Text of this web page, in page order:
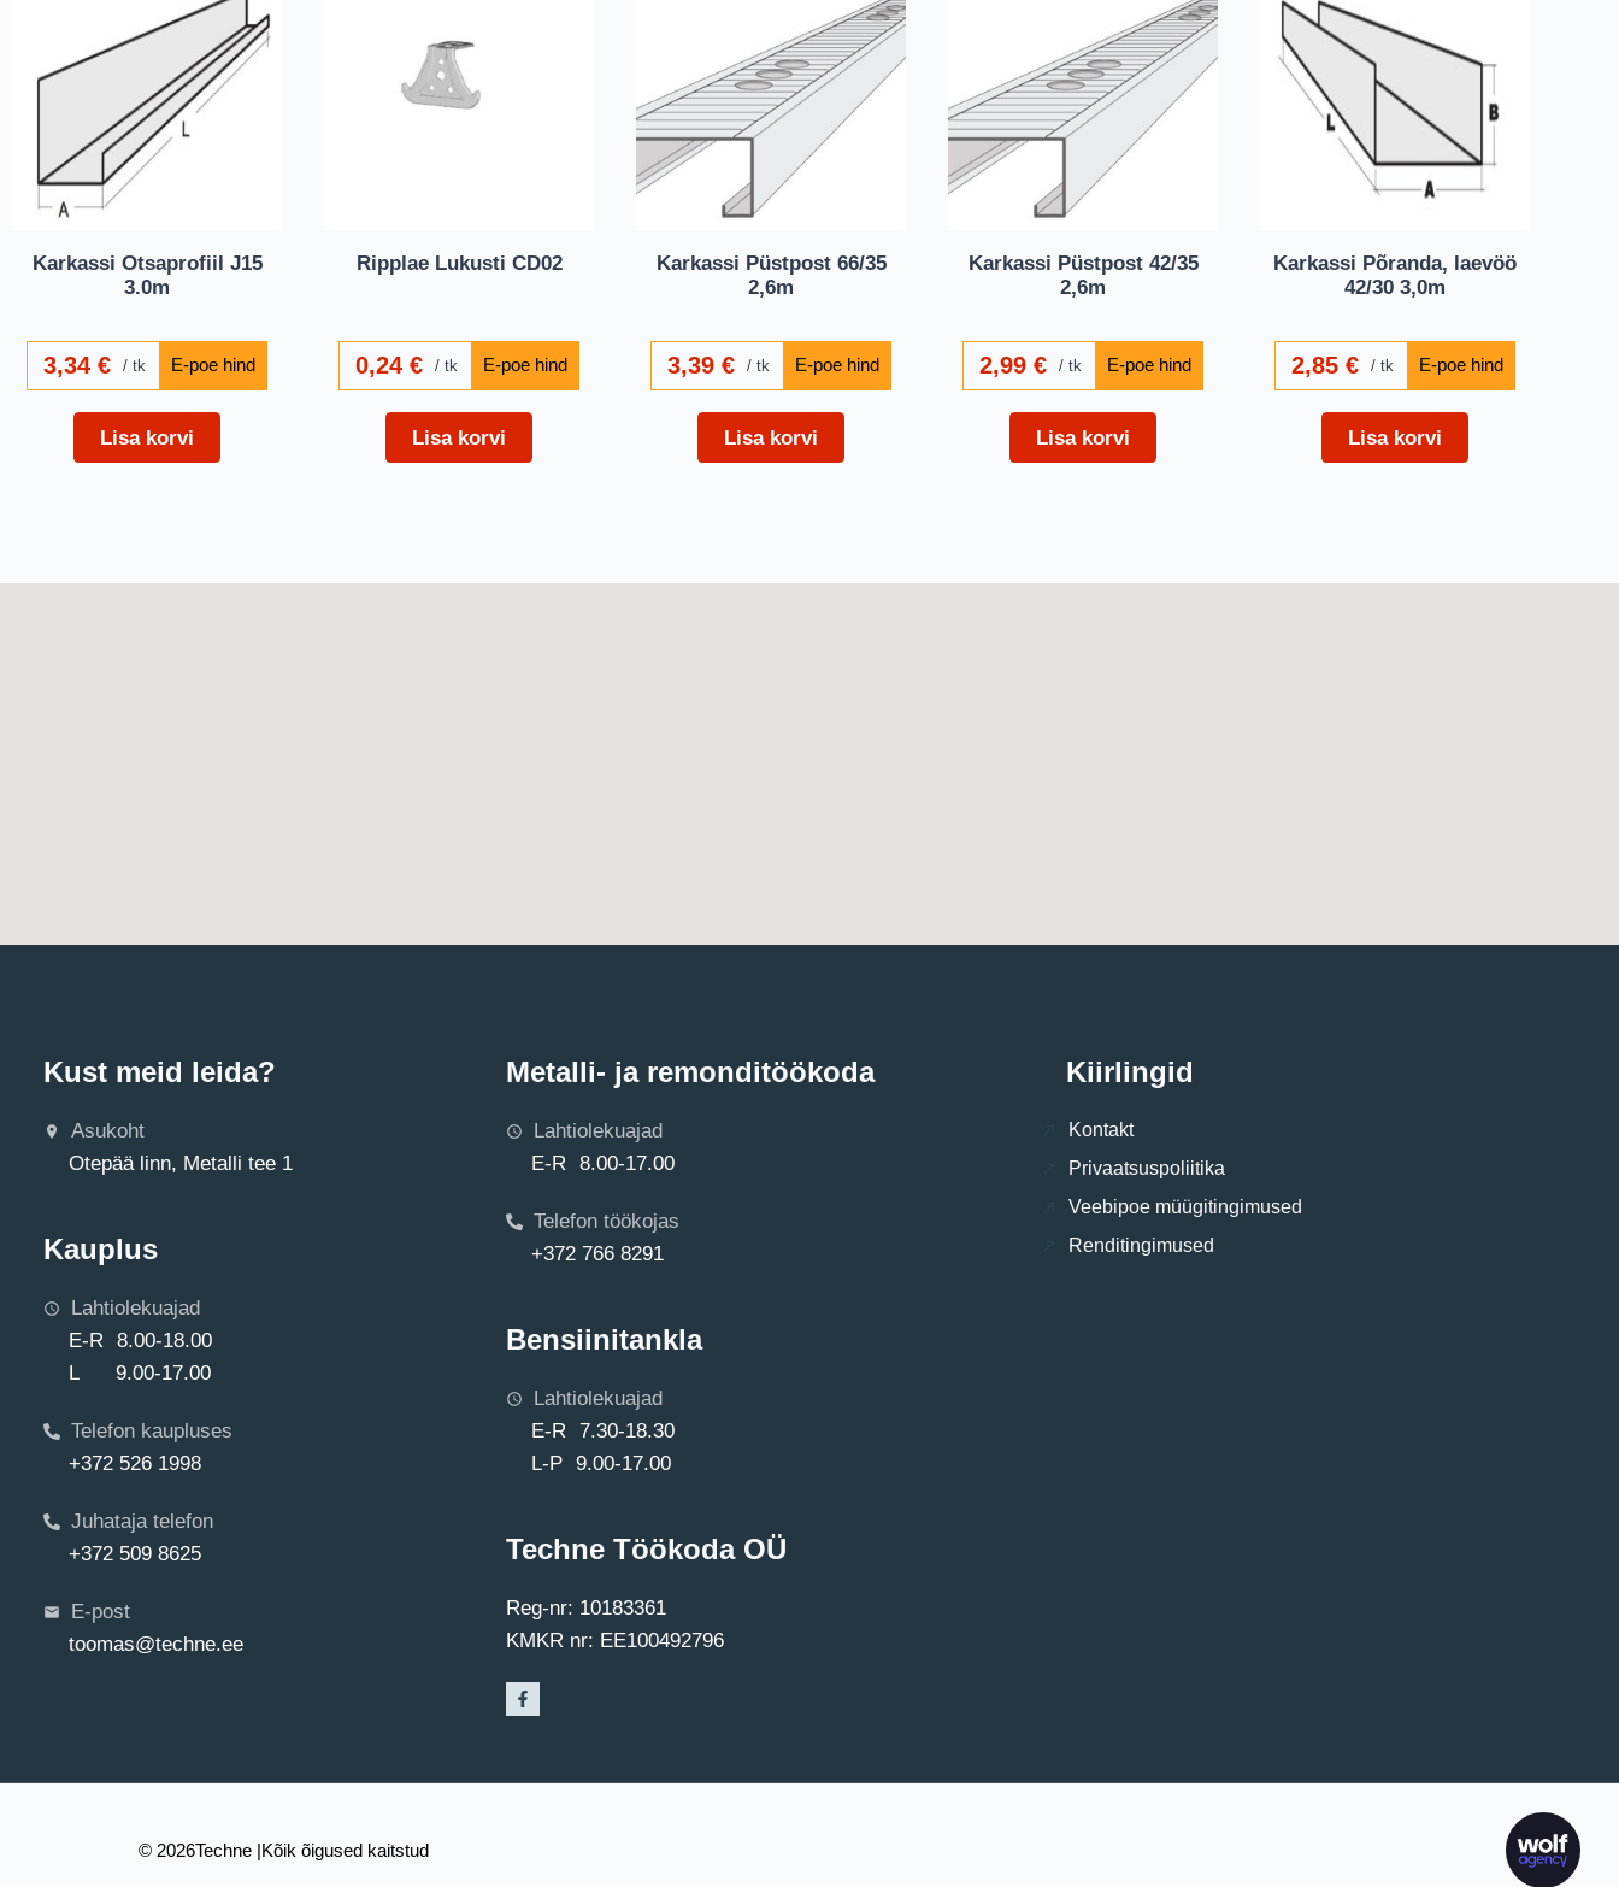
Karkassi Otsaprofiil J15
3.0m
3,34€ tk
Lisa korvi
Ripplae Lukusti CD02
0,24€ tk
Lisa korvi
Karkassi Püstpost 66/35
2,6m
3,39€ tk
Lisa korvi
Karkassi Püstpost 42/35
2,6m
2,99€ tk
Lisa korvi
Karkassi Põranda, laevöö
42/30 3,0m
2,85€ tk
Lisa korvi
Kust meid leida?
Asukoht
Otepää linn, Metalli tee 1
Kauplus
Lahtiolekuajad
E-R 8.00-18.00
L 9.00-17.00
Telefon kaupluses
+372 526 1998
Juhataja telefon
+372 509 8625
E-post
toomas@techne.ee
Metalli- ja remonditöökoda
Lahtiolekuajad
E-R 8.00-17.00
Telefon töökojas
+372 766 8291
Bensiinitankla
Lahtiolekuajad
E-R 7.30-18.30
L-P 9.00-17.00
Techne Töökoda OÜ
Reg-nr: 10183361
KMKR nr: EE100492796
Kiirlingid
Kontakt
Privaatsuspoliitika
Veebipoe müügitingimused
Renditingimused
© 2026Techne |Kõik õigused kaitstud